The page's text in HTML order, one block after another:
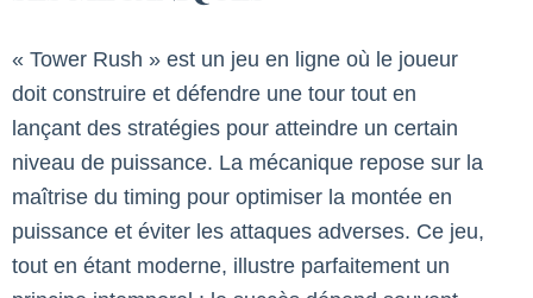
« Tower Rush » est un jeu en ligne où le joueur
doit construire et défendre une tour tout en
lançant des stratégies pour atteindre un certain
niveau de puissance. La mécanique repose sur la
maîtrise du timing pour optimiser la montée en
puissance et éviter les attaques adverses. Ce jeu,
tout en étant moderne, illustre parfaitement un